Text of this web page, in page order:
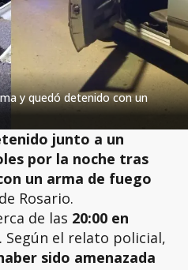
y quedó detenido con un
junto a un
por la noche tras
un arma de fuego
de Rosario.
de las 20:00 en
. Según el relato policial,
sido amenazada